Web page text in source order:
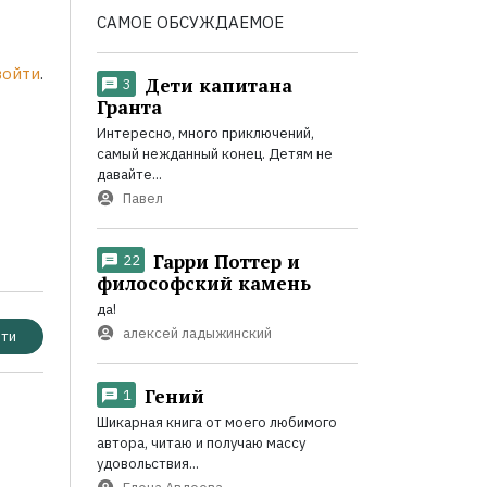
.
САМОЕ ОБСУЖДАЕМОЕ
3
Дети капитана
Гранта
Интересно, много приключений,
самый нежданный конец. Детям не
давайте...
Павел
22
Гарри Поттер и
философский камень
да!
алексей ладыжинский
1 Гений
Шикарная книга от моего любимого
автора, читаю и получаю массу
удовольствия...